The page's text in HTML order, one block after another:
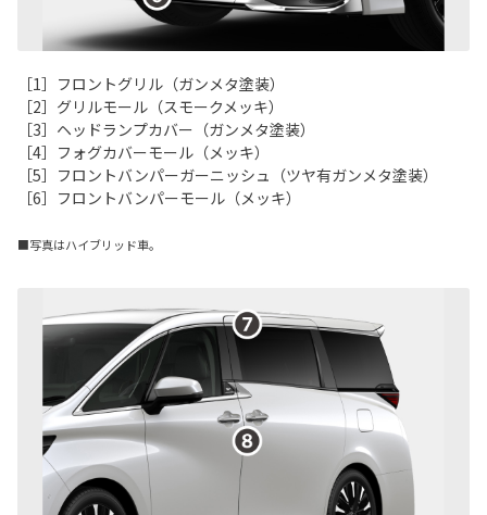
［1］フロントグリル（ガンメタ塗装）
［2］グリルモール（スモークメッキ）
［3］ヘッドランプカバー（ガンメタ塗装）
［4］フォグカバーモール（メッキ）
［5］フロントバンパーガーニッシュ（ツヤ有ガンメタ塗装）
［6］フロントバンパーモール（メッキ）
■写真はハイブリッド車。